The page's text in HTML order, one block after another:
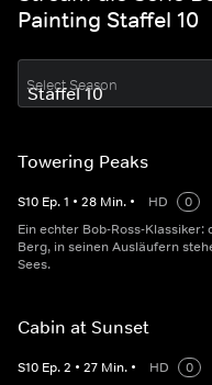
Painting Staffel 10
Select Season
Towering Peaks
S10 Ep.1 • 28 Min. • HD
0
Ein echter Bob-Ross-
Berg, in seinen Ausläufern
Sees.
Cabin at Sunset
S10 Ep.2 • 27 Min. • HD
0